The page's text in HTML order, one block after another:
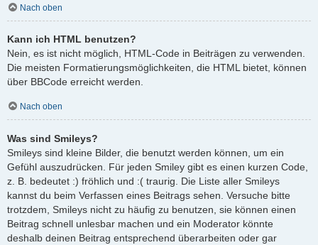
Nach oben
Kann ich HTML benutzen?
Nein, es ist nicht möglich, HTML-Code in Beiträgen zu verwenden.
Die meisten Formatierungsmöglichkeiten, die HTML bietet, können
über BBCode erreicht werden.
Nach oben
Was sind Smileys?
Smileys sind kleine Bilder, die benutzt werden können, um ein
Gefühl auszudrücken. Für jeden Smiley gibt es einen kurzen Code,
z. B. bedeutet :) fröhlich und :( traurig. Die Liste aller Smileys
kannst du beim Verfassen eines Beitrags sehen. Versuche bitte
trotzdem, Smileys nicht zu häufig zu benutzen, sie können einen
Beitrag schnell unlesbar machen und ein Moderator könnte
deshalb deinen Beitrag entsprechend überarbeiten oder gar